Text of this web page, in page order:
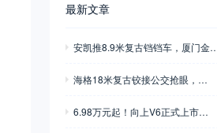
最新文章
安凯推8.9米复古铛铛车，厦门金
9批新产品公示之M类客车篇（中）
海格18米复古铰接公交抢眼，大
8-409批新产品公示之M类客车篇
6.98万元起！向上V6正式上市，